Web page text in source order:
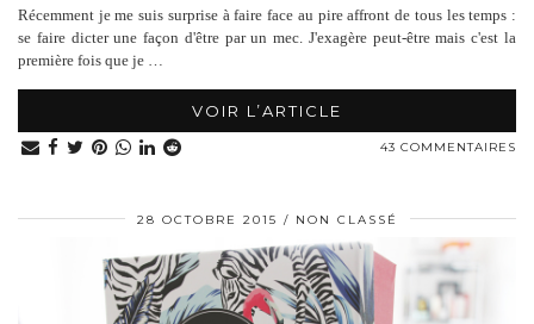
Récemment je me suis surprise à faire face au pire affront de tous les temps :
se faire dicter une façon d'être par un mec. J'exagère peut-être mais c'est la
première fois que je …
VOIR L’ARTICLE
43 COMMENTAIRES
28 OCTOBRE 2015 NON CLASSÉ